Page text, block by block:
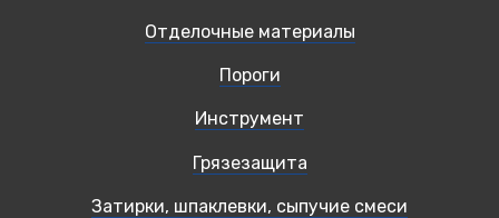
Отделочные материалы
Пороги
Инструмент
Грязезащита
Затирки, шпаклевки, сыпучие смеси